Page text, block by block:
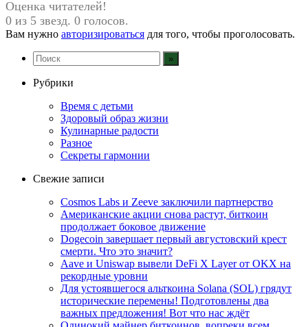
Оценка читателей!
0 из 5 звезд. 0 голосов.
Вам нужно авторизироваться для того, чтобы проголосовать.
Рубрики
Время с детьми
Здоровый образ жизни
Кулинарные радости
Разное
Секреты гармонии
Свежие записи
Cosmos Labs и Zeeve заключили партнерство
Американские акции снова растут, биткоин
продолжает боковое движение
Dogecoin завершает первый августовский крест
смерти. Что это значит?
Aave и Uniswap вывели DeFi X Layer от OKX на
рекордные уровни
Для устоявшегося альткоина Solana (SOL) грядут
исторические перемены! Подготовлены два
важных предложения! Вот что нас ждёт